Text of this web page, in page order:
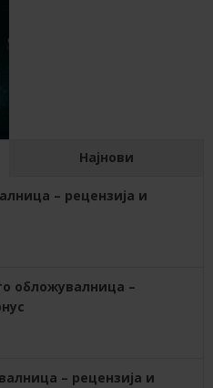
Најнови
– рецензија и
обложувалница –
– рецензија и